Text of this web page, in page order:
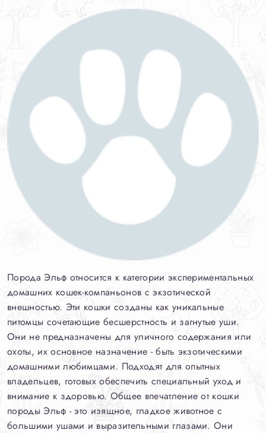
Порода Эльф относится к категории экспериментальных
домашних кошек-компаньонов с экзотической
внешностью. Эти кошки созданы как уникальные
питомцы сочетающие бесшерстность и загнутые уши.
Они не предназначены для уличного содержания или
охоты, их основное назначение - быть экзотическими
домашними любимцами. Подходят для опытных
владельцев, готовых обеспечить специальный уход и
внимание к здоровью. Общее впечатление от кошки
породы Эльф - это изящное, гладкое животное с
большими ушами и выразительными глазами. Они